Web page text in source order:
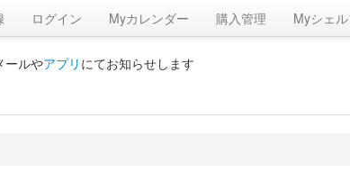
ログイン Myカレンダー 購入管理 Myシェル
ールやアプリ にてお知らせします